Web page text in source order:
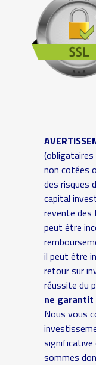
non cotées
des risques
capital
revente des
peut être
il peut être
retour sur
réussite du
ne garantit
Nous vous
significative
sommes